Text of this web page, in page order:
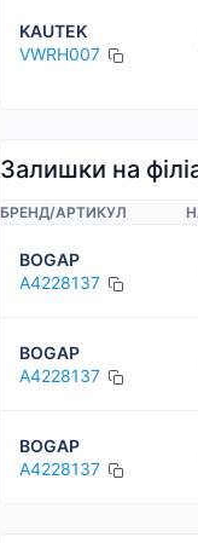
KAUTEK
VWRH007
Залишки на
БРЕНД/АРТИКУЛ
BOGAP
A4228137
BOGAP
A4228137
BOGAP
A4228137